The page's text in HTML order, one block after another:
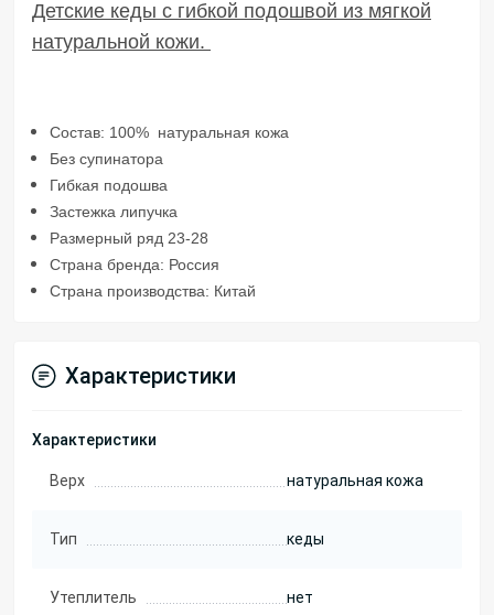
Детские кеды с гибкой подошвой из мягкой
натуральной кожи.
Состав: 100% натуральная кожа
Без супинатора
Гибкая подошва
Застежка липучка
Размерный ряд 23-28
Страна бренда: Россия
Страна производства: Китай
Характеристики
Характеристики
Верх натуральная кожа
Тип кеды
Утеплитель нет